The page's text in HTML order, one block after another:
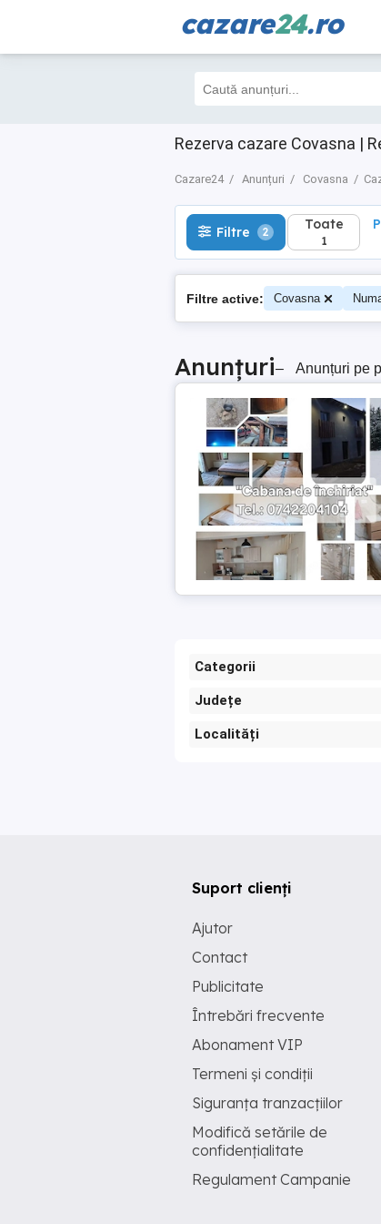
cazare24.ro
Rezerva cazare Covasna |
Cazare24 Anunțuri Covasna
Filtre 2 Toate
1
Filtre 2 Toate
1
Filtre active: Covasna
Anunțuri– Anunțuri pe
Categorii
Județe
Localități
Suport clienți
Ajutor
Contact
Publicitate
Întrebări frecvente
Abonament VIP
Termeni și condiții
Siguranța tranzacțiilor
Modifică setările de
confidențialitate
Regulament Campanie